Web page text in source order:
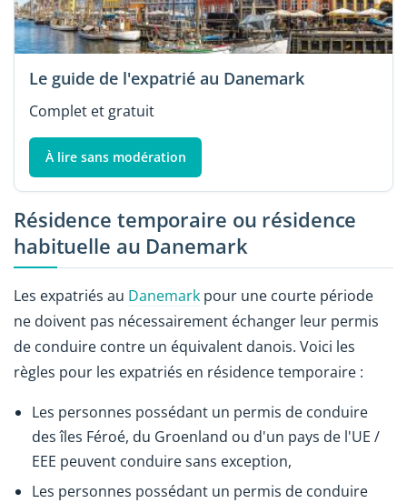
Le guide de l'expatrié au Danemark
Complet et gratuit
À lire sans modération
Résidence temporaire ou résidence
habituelle au Danemark
Les expatriés au Danemark pour une courte période
ne doivent pas nécessairement échanger leur permis
de conduire contre un équivalent danois. Voici les
règles pour les expatriés en résidence temporaire :
Les personnes possédant un permis de conduire
des îles Féroé, du Groenland ou d'un pays de l'UE /
EEE peuvent conduire sans exception,
Les personnes possédant un permis de conduire